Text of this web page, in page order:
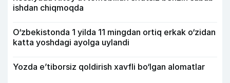
ishdan chiqmoqda
O‘zbekistonda 1 yilda 11 mingdan ortiq erkak o‘zidan
katta yoshdagi ayolga uylandi
Yozda e’tiborsiz qoldirish xavfli bo‘lgan alomatlar